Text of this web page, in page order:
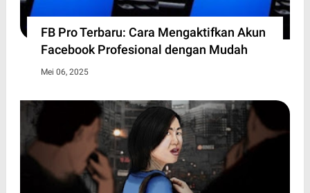
FB Pro Terbaru: Cara Mengaktifkan Akun
Facebook Profesional dengan Mudah
Mei 06, 2025